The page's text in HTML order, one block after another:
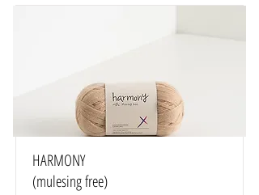
HARMONY
(mulesing free)